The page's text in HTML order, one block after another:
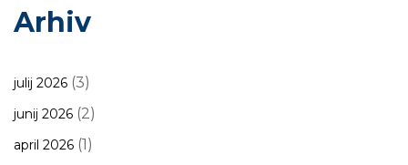
Arhiv
julij 2026 (3)
junij 2026 (2)
april 2026 (1)